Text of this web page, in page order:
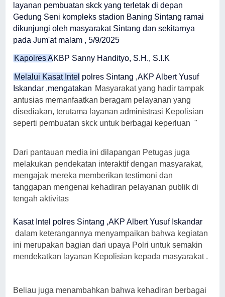
layanan pembuatan skck yang terletak di depan
Gedung Seni kompleks stadion Baning Sintang ramai
dikunjungi oleh masyarakat Sintang dan sekitarnya
pada Jum'at malam , 5/9/2025
Kapolres AKBP Sanny Handityo, S.H., S.I.K
Melalui Kasat Intel polres Sintang ,AKP Albert Yusuf
Iskandar ,mengatakan Masyarakat yang hadir tampak
antusias memanfaatkan beragam pelayanan yang
disediakan, terutama layanan administrasi Kepolisian
seperti pembuatan skck untuk berbagai keperluan "
Dari pantauan media ini dilapangan Petugas juga
melakukan pendekatan interaktif dengan masyarakat,
mengajak mereka memberikan testimoni dan
tanggapan mengenai kehadiran pelayanan publik di
tengah aktivitas
Kasat Intel polres Sintang ,AKP Albert Yusuf Iskandar
dalam keterangannya menyampaikan bahwa kegiatan
ini merupakan bagian dari upaya Polri untuk semakin
mendekatkan layanan Kepolisian kepada masyarakat .
Beliau juga menambahkan bahwa kehadiran berbagai